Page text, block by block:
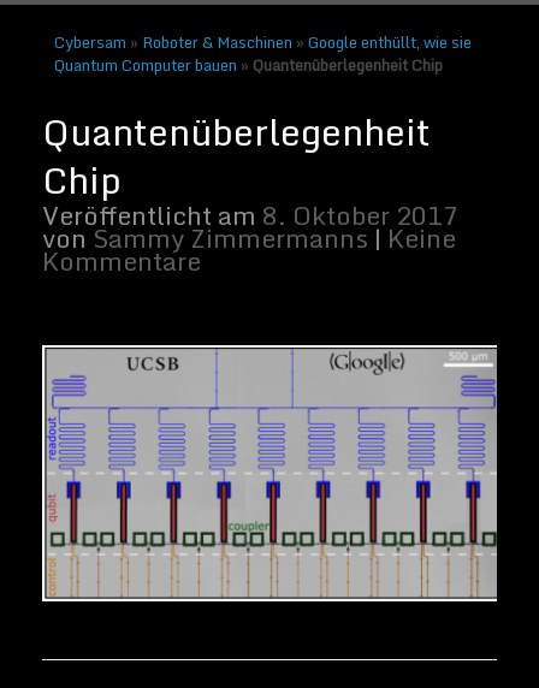
Cybersam » Roboter & Maschinen »Google enthüllt, wie sie
Quantum Computer bauen » Quantenüberlegenheit Chip